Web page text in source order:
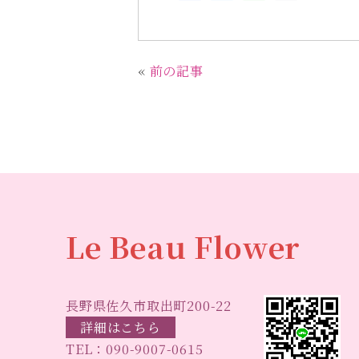
a
c
k
w
it
i
n ai
« 前の記事
Le Beau Flower
長野県佐久市取出町200-22
詳細はこちら
TEL：090-9007-0615